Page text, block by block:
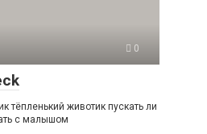
0
тёпленький животик пускать ли
с малышом